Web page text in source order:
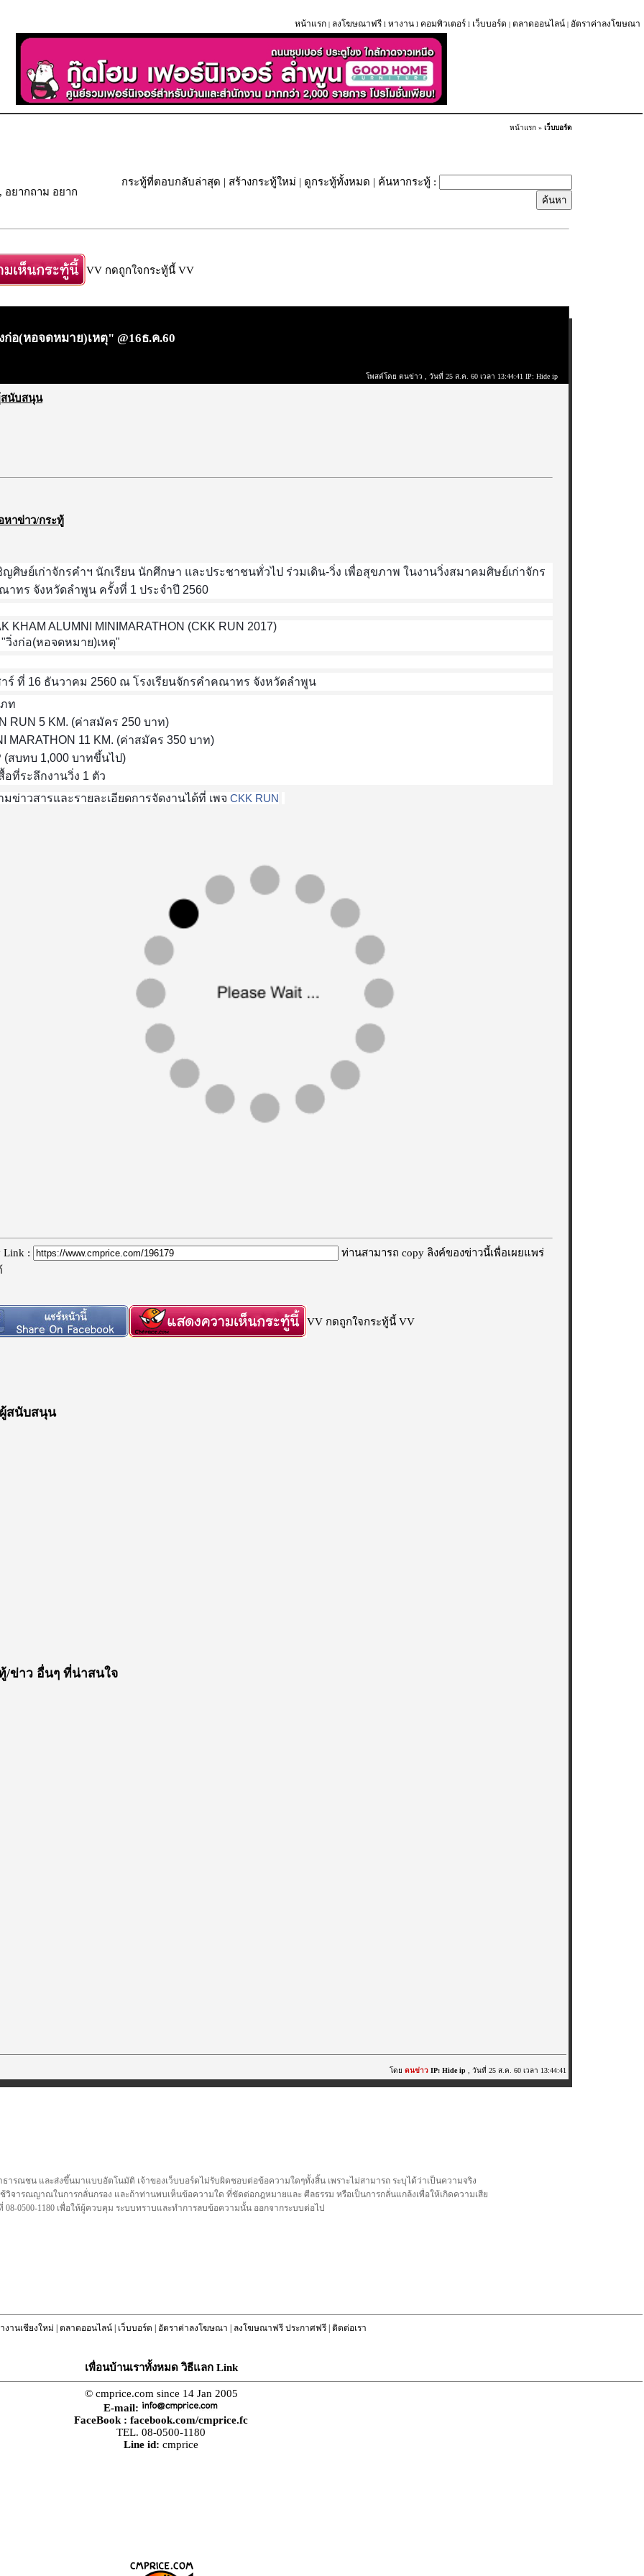
หน้าแรก | ลงโฆษณาฟรี l หางาน l คอมพิวเตอร์ l เว็บบอร์ด | ตลาดออนไลน์ | อัตราค่าลงโฆษณา
หน้าแรก » เว็บบอร์ด
อยากถาม อยาก
กระทู้ที่ตอบกลับล่าสุด | สร้างกระทู้ใหม่ | ดูกระทู้ทั้งหมด | ค้นหากระทู้ :
VV กดถูกใจกระทู้นี้ VV
อ(หอจดหมาย)เหตุ" @16ธ.ค.60
โพสต์โดย ตนข่าว , วันที่ 25 ส.ค. 60 เวลา 13:44:41 IP: Hide ip
สนับสนุน
หาข่าว/กระทู้
ญศิษย์เก่าจักรคำฯ นักเรียน นักศึกษา และประชาชนทั่วไป ร่วมเดิน-วิ่ง เพื่อสุขภาพ ในงานวิ่งสมาคมศิษย์เก่าจักร
าทร จังหวัดลำพูน ครั้งที่ 1 ประจำปี 2560
KHAM ALUMNI MINIMARATHON (CKK RUN 2017)
วิ่งก่อ(หอจดหมาย)เหตุ"
าร์ ที่ 16 ธันวาคม 2560 ณ โรงเรียนจักรคำคณาทร จังหวัดลำพูน
ภท
RUN 5 KM. (ค่าสมัคร 250 บาท)
MARATHON 11 KM. (ค่าสมัคร 350 บาท)
(สบทบ 1,000 บาทขึ้นไป)
อที่ระลึกงานวิ่ง 1 ตัว
มข่าวสารและรายละเอียดการจัดงานได้ที่ เพจ CKK RUN
Link :
ท่านสามารถ copy ลิงค์ของข่าวนี้เพื่อเผยแพร่
VV กดถูกใจกระทู้นี้ VV
สนับสนุน
/ข่าว อื่นๆ ที่น่าสนใจ
โดย ตนข่าว IP: Hide ip , วันที่ 25 ส.ค. 60 เวลา 13:44:41
ารณชน และส่งขึ้นมาแบบอัตโนมัติ เจ้าของเว็บบอร์ดไม่รับผิดชอบต่อข้อความใดๆทั้งสิ้น เพราะไม่สามารถ ระบุได้ว่าเป็นความจริง
วิจารณญาณในการกลั่นกรอง และถ้าท่านพบเห็นข้อความใด ที่ขัดต่อกฎหมายและ ศีลธรรม หรือเป็นการกลั่นแกล้งเพื่อให้เกิดความเสีย
0500-1180 เพื่อให้ผู้ควบคุม ระบบทราบและทำการลบข้อความนั้น ออกจากระบบต่อไป
งานเชียงใหม่ | ตลาดออนไลน์| เว็บบอร์ด | อัตราค่าลงโฆษณา | ลงโฆษณาฟรี ประกาศฟรี| ติดต่อเรา
เพื่อนบ้านเราทั้งหมด วิธีแลก Link
© cmprice.com since 14 Jan 2005
E-mail:
FaceBook : facebook.com/cmprice.fc
TEL. 08-0500-1180
Line id: cmprice